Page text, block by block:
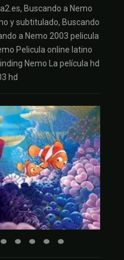
Buscando a Nemo
y subtitulado, Buscando
a Nemo 2003 pelicula
Pelicula online latino
Nemo La película hd
hd